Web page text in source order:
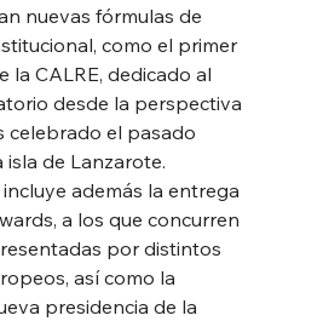
nuevas fórmulas de
como el primer
la CALRE, dedicado al
desde la perspectiva
celebrado el pasado
de Lanzarote.
además la entrega
a los que concurren
por distintos
así como la
presidencia de la